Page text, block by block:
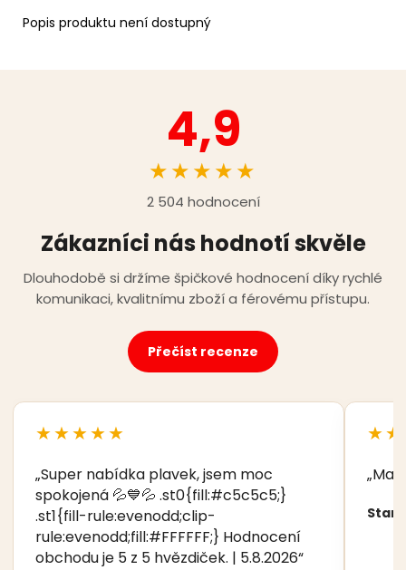
Popis produktu není dostupný
4,9
★★★★★
2 504 hodnocení
Zákazníci nás hodnotí skvěle
Dlouhodobě si držíme špičkové hodnocení díky rychlé
komunikaci, kvalitnímu zboží a férovému přístupu.
Přečíst recenze
★★★★★
„Super nabídka plavek, jsem moc
spokojená 💦💙💦 .st0{fill:#c5c5c5;}
.st1{fill-rule:evenodd;clip-
rule:evenodd;fill:#FFFFFF;} Hodnocení
obchodu je 5 z 5 hvězdiček. | 5.8.2026“